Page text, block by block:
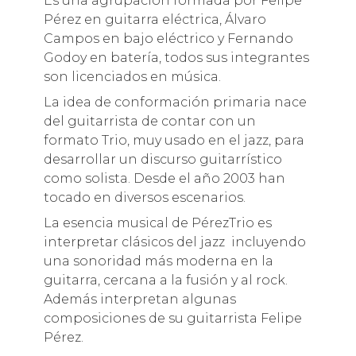
Pérez en guitarra eléctrica, Álvaro
Campos en bajo eléctrico y Fernando
Godoy en batería, todos sus integrantes
son licenciados en música.
La idea de conformación primaria nace
del guitarrista de contar con un
formato Trio, muy usado en el jazz, para
desarrollar un discurso guitarrístico
como solista. Desde el año 2003 han
tocado en diversos escenarios.
La esencia musical de PérezTrio es
interpretar clásicos del jazz incluyendo
una sonoridad más moderna en la
guitarra, cercana a la fusión y al rock.
Además interpretan algunas
composiciones de su guitarrista Felipe
Pérez.